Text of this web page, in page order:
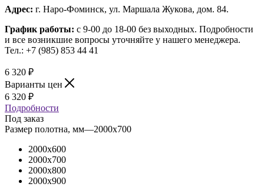
Адрес: г. Наро-Фоминск, ул. Маршала Жукова, дом. 84.
График работы: с 9-00 до 18-00 без выходных. Подробности
и все возникшие вопросы уточняйте у нашего менеджера.
Тел.: +7 (985) 853 44 41
6 320 ₽
Варианты цен
6 320 ₽
Подробности
Под заказ
Размер полотна, мм—2000x700
2000x600
2000x700
2000x800
2000x900